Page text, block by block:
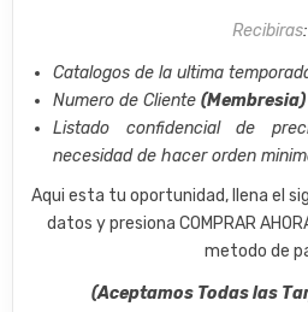
Recibiras:
Catalogos de la ultima
Numero de Cliente(Membresia)
Listado confidencial de
necesidad de hacer orden
Aqui esta tu oportunidad, llena el
datos y presiona COMPRAR
metodo de
(Aceptamos Todas las